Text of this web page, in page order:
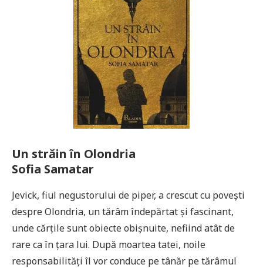
Un străin în Olondria
Sofia Samatar
Jevick, fiul negustorului de piper, a crescut cu povești
despre Olondria, un tărâm îndepărtat și fascinant,
unde cărțile sunt obiecte obișnuite, nefiind atât de
rare ca în țara lui. După moartea tatei, noile
responsabilități îl vor conduce pe tânăr pe tărâmul